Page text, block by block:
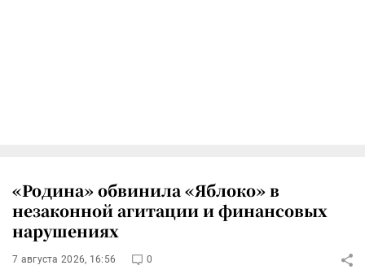
«Родина» обвинила «Яблоко» в
незаконной агитации и финансовых
нарушениях
7 августа 2026, 16:56 0